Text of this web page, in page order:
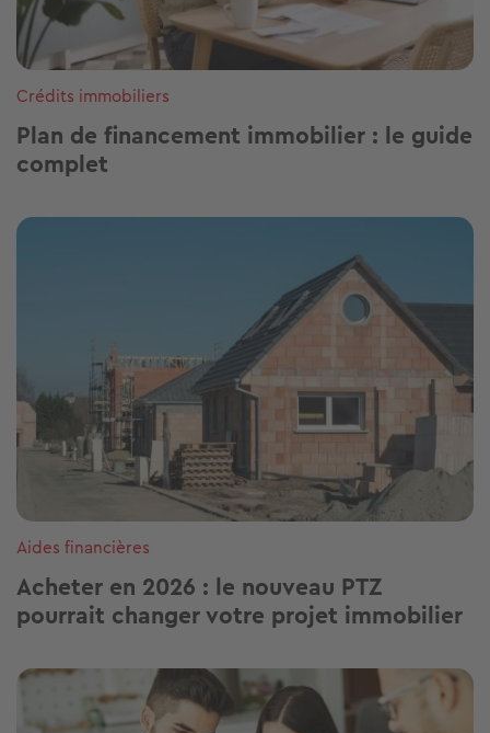
Crédits immobiliers
Plan de financement immobilier : le guide
complet
Image
Aides financières
Acheter en 2026 : le nouveau PTZ
pourrait changer votre projet immobilier
Image